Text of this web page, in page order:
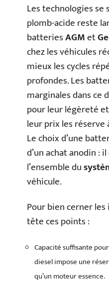
Les technologies se
plomb-acide reste
batteriesAGMet
chez les véhicules
mieux les cycles
profondes. Les
marginales dans ce
pour leur légèreté
leur prix les réserve
Le choix d’une
d’un achat anodin :
l’ensemble du
véhicule.
Pour bien cerner
tête ces points :
Capacité suffisante
diesel impose une
qu’un moteur essence.